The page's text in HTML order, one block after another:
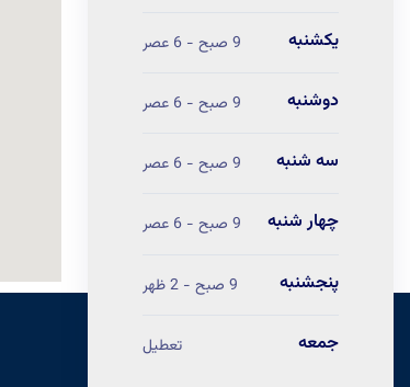
یکشنبه 9 صبح - 6 عصر
دوشنبه 9 صبح - 6 عصر
سه شنبه 9 صبح - 6 عصر
چهار شنبه 9 صبح - 6 عصر
پنجشنبه 9 صبح - 2 ظهر
جمعه تعطیل